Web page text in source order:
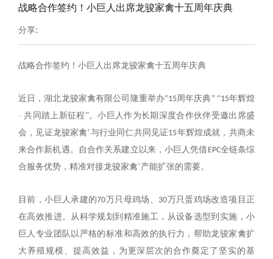
战略合作签约！小巨人出席龙骏家禽十五周年庆典
分享:
战略合作签约！小巨人出席龙骏家禽十五周年庆典
近日，湖北龙骏家禽有限公司隆重举办“15周年庆典” “15年辉煌
·共同踏上新征程”。小巨人作为长期深度合作伙伴受邀出席盛
会，见证龙骏家禽’与行业同仁共同见证15年辉煌成就，共商未
来合作新机遇。自合作关系建立以来，小巨人凭借EPC全链条综
合服务优势，精准对接龙骏家禽’产能扩张的需要。
目前，小巨人承建的70万只母鸡场、30万只蛋鸡场改造项目正
在高效推进。从科学规划到精准施工，从设备选型到实施，小
巨人专业团队以严格的标准和高效的执行力，帮助龙骏家禽扩
大养殖规模、提高效益，为更深层次的合作奠定了坚实的基